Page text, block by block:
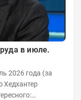
в июле.